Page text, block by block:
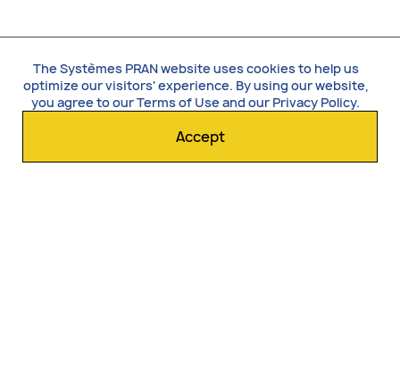
The Systèmes PRAN website uses cookies to help us
optimize our visitors' experience. By using our website,
you agree to ourTerms of Useand our Privacy Policy.
Accept